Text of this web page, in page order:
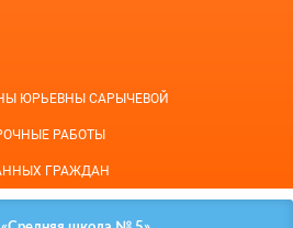
ЮРЬЕВНЫ САРЫЧЕВОЙ
РАБОТЫ
ГРАЖДАН